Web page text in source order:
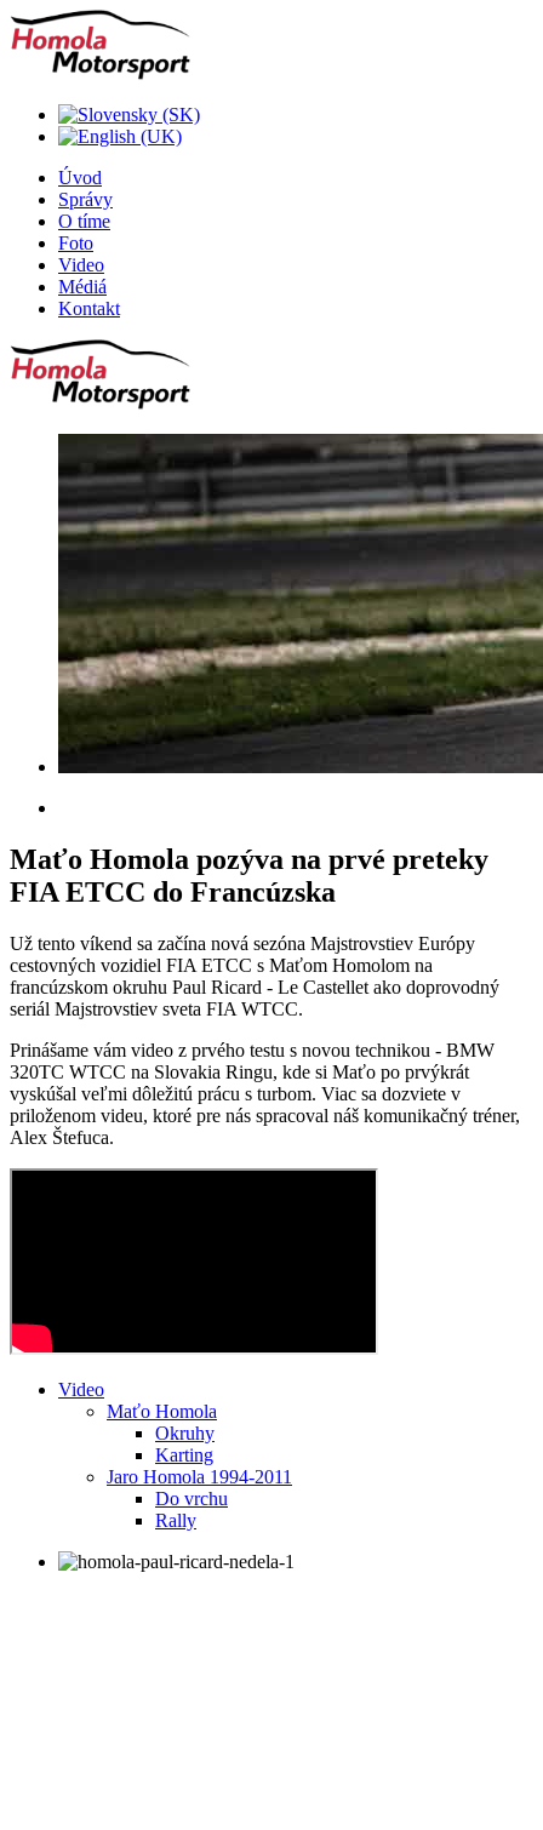
Úvod
Správy
O tíme
Foto
Video
Médiá
Kontakt
Maťo Homola pozýva na prvé preteky
FIA ETCC do Francúzska
Už tento víkend sa začína nová sezóna Majstrovstiev Európy
cestovných vozidiel FIA ETCC s Maťom Homolom na
francúzskom okruhu Paul Ricard - Le Castellet ako doprovodný
seriál Majstrovstiev sveta FIA WTCC.
Prinášame vám video z prvého testu s novou technikou - BMW
320TC WTCC na Slovakia Ringu, kde si Maťo po prvýkrát
vyskúšal veľmi dôležitú prácu s turbom. Viac sa dozviete v
priloženom videu, ktoré pre nás spracoval náš komunikačný tréner,
Alex Štefuca.
Video
Maťo Homola
Okruhy
Karting
Jaro Homola 1994-2011
Do vrchu
Rally